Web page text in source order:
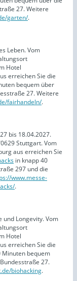
27. Weitere
garten/.
Leben. Vom
Hotel
erreichen Sie die
bequem über
27. Weitere
fairhandeln/.
bis 18.04.2027.
Stuttgart. Vom
aus erreichen Sie
in knapp 40
297 und die
www.messe-
.
und Longevity. Vom
Hotel
erreichen Sie die
Minuten bequem
27.
biohacking.